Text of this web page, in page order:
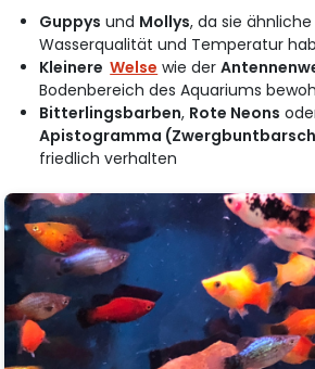
Guppys und Mollys, da sie
Wasserqualität und Temperatur
KleinereWelse wie der
Bodenbereich des Aquariums
Bitterlingsbarben, Rote Neons
Apistogramma
friedlich verhalten